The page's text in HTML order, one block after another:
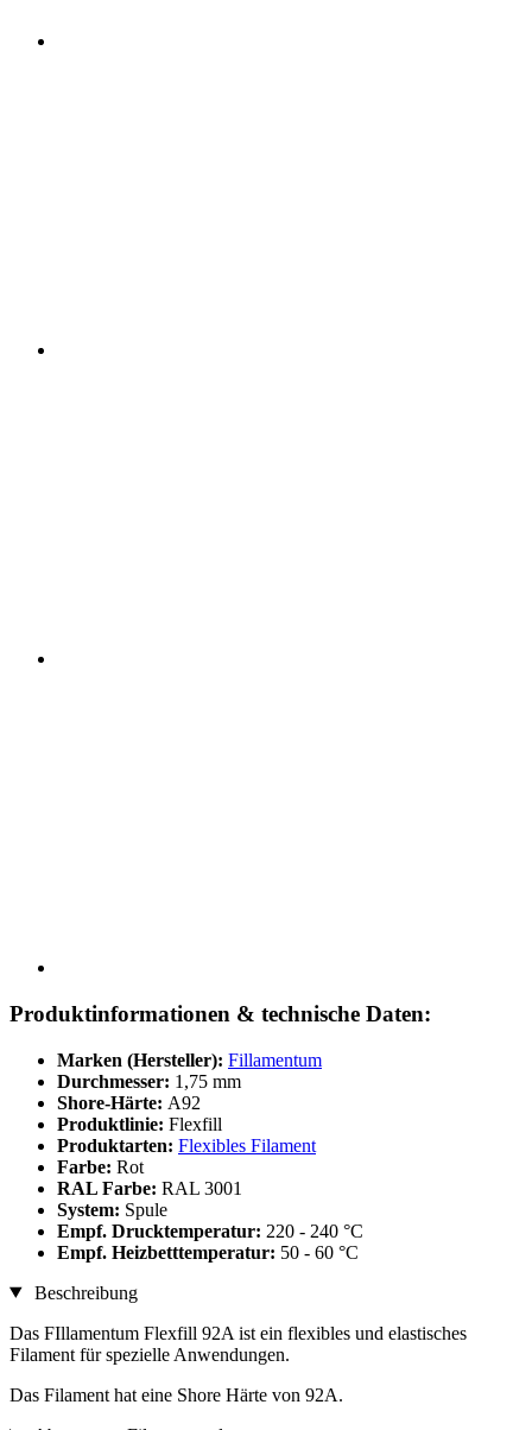
Produktinformationen & technische Daten:
Marken (Hersteller): Fillamentum
Durchmesser: 1,75 mm
Shore-Härte: A92
Produktlinie: Flexfill
Produktarten: Flexibles Filament
Farbe: Rot
RAL Farbe: RAL 3001
System: Spule
Empf. Drucktemperatur: 220 - 240 °C
Empf. Heizbetttemperatur: 50 - 60 °C
Beschreibung
Das FIllamentum Flexfill 92A ist ein flexibles und elastisches
Filament für spezielle Anwendungen.
Das Filament hat eine Shore Härte von 92A.